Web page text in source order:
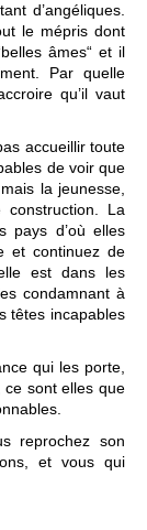
d’angéliques.
le mépris dont
âmes“ et il
Par quelle
qu’il vaut
accueillir toute
de voir que
la jeunesse,
La
pays d’où elles
et continuez de
est dans les
condamnant à
têtes incapables
qui les porte,
sont elles que
reprochez son
et vous qui